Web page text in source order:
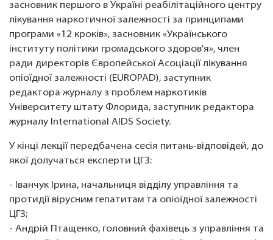
засновник першого в Україні реабілітаційного центру
лікування наркотичної залежності за принципами
програми «12 кроків», засновник «Українського
інституту політики громадського здоров'я», член
ради директорів Європейської Асоціації лікування
опіоїдної залежності (EUROPAD), заступник
редактора журналу з проблем наркотиків
Університету штату Флорида, заступник редактора
журналу International AIDS Society.
У кінці лекції передбачена сесія питань-відповідей, до
якої долучаться експерти ЦГЗ:
- Іванчук Ірина, начальниця відділу управління та
протидії вірусним гепатитам та опіоїдної залежності
ЦГЗ;
- Андрій Птащенко, головний фахівець з управління та